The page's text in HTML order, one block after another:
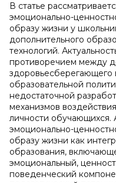
В статье
эмоционально-
образу жизни у
дополнительного
технологий.
противоречием между
здоровьесберегающего
образовательной
недостаточной
механизмов
личности обучающихся.
эмоционально-
образу жизни как
образования,
эмоциональный,
поведенческий